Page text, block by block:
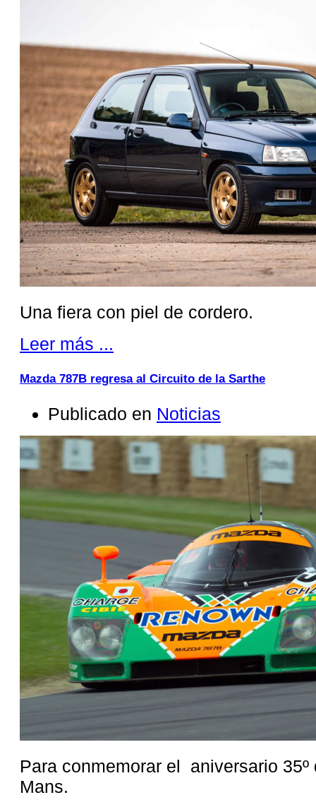
Una fiera con piel de cordero.
Leer más ...
Mazda 787B regresa al Circuito de la Sarthe
Publicado en Noticias
Para conmemorar el aniversario
Mans.